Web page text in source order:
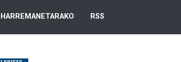
HARREMANETARAKO RSS